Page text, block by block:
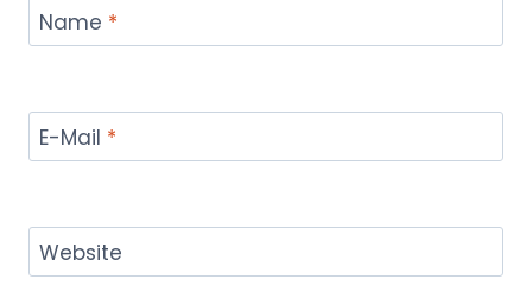
Name *
E-Mail *
Website